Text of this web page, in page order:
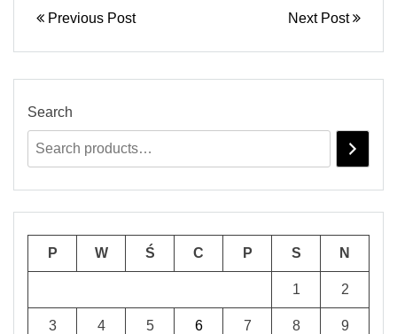
Previous Post Next Post
Search
P W Ś C P S N
1 2
3 4 5 6 7 8 9